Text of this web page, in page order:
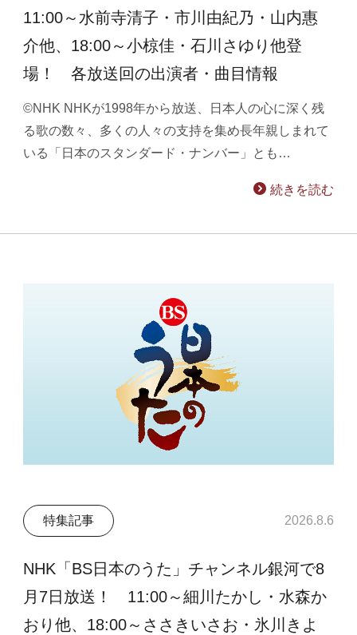
11:00～水前寺清子・市川由紀乃・山内惠
介他、18:00～小椋佳・石川さゆり他登
場！ 各放送回の出演者・曲目情報
©NHK NHKが1998年から放送、日本人の心に深く残
る歌の数々、多くの人々の支持を集め長年親しまれて
いる「日本のスタンダード・ナンバー」とも…
続きを読む
特集記事 2026.8.6
NHK「BS日本のうた」チャンネル銀河で8
月7日放送！ 11:00～細川たかし・水森か
おり他、18:00～ささきいさお・氷川きよ